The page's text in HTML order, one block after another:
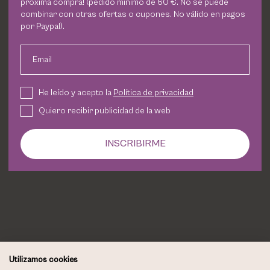
combinar con otras ofertas o cupones. No válido en pagos
por Paypal).
Email
He leído y acepto la Política de privacidad
Quiero recibir publicidad de la web
INSCRIBIRME
PHARM FOOT
VICTORIA VYNN
Utilizamos cookies